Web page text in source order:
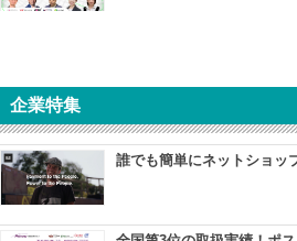
企業特集
誰でも簡単にネットショッ